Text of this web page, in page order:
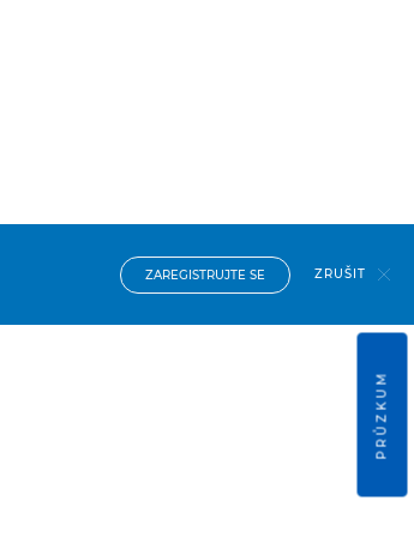
ZAREGISTRUJTE SE ZRUŠIT
PRŮZKUM